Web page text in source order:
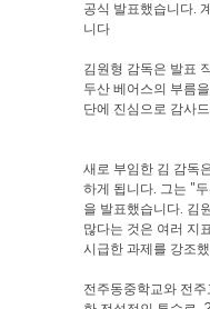
공식 발표했습니다.
니다
김원형 감독은 발표
두산 베어스의 부름
단에 진심으로 감사
새로 부임한 김 감독
하게 됩니다. 그는 "
을 발표했습니다. 김
많다는 것은 여러 지
시급한 과제를 강조
전주동중학교와 전